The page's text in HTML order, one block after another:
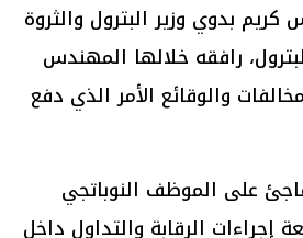
بدوي وزير البترول والثروة
رافقه خلالها المهندس
والوقائع الأمر الذي دفع
على الموظف النوباتجي
الرقابة والتداول داخل